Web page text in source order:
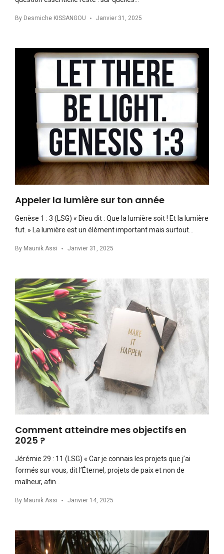
By Desmiche KISSANGOU Janvier 31, 2025
Appeler la lumière sur ton année
Genèse 1 : 3 (LSG) « Dieu dit : Que la lumière soit ! Et la lumière
fut. » La lumière est un élément important mais surtout…
By Maunik Assi Janvier 31, 2025
Comment atteindre mes objectifs en
2025 ?
Jérémie 29 : 11 (LSG) « Car je connais les projets que j’ai
formés sur vous, dit l’Éternel, projets de paix et non de
malheur, afin…
By Maunik Assi Janvier 14, 2025